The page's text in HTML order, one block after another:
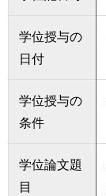
学位授与の
日付
学位授与の
条件
学位論文題
目